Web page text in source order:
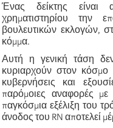
Ένας δείκτης είναι
χρηματιστηρίου την
βουλευτικών εκλογών,
κόμμα.
Αυτή η γενική τάση
κυριαρχούν στον κόσμο
κυβερνήσεις και
παρόμοιες αναφορές με
παγκόσμια εξέλιξη του
άνοδος του RN αποτελεί